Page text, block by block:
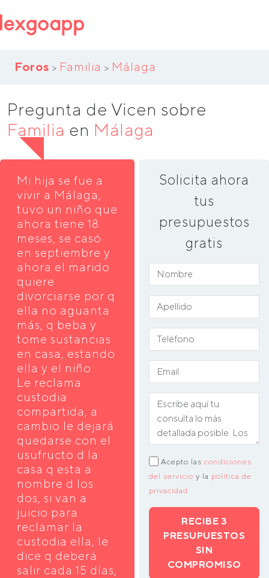
Foros > Familia > Málaga
Pregunta de Vicen sobre
Familia en Málaga
Mi hija se fue a
vivir a Málaga,
tuvo un niño que
ahora tiene 18
meses, se casó
en septiembre y
ahora el marido
quiere
divorciarse por q
ella no aguanta
más, q beba y
tome sustancias
en casa, estando
ella y el niño.
Le reclama
custodia
compartida, a
cambio le dejará
quedarse con el
usufructo d la
casa q esta a
nombre d los
dos, si van a
juicio para
reclamar la
custodia ella, le
dice q deberá
salir cada 15 días,
Solicita ahora
tus
presupuestos
gratis
Acepto las condiciones
del servicio y la política de
privacidad
RECIBE 3
PRESUPUESTOS
SIN
COMPROMISO